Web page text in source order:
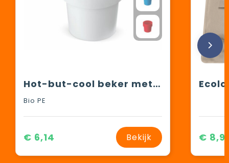
Hot-but-cool beker met aardbeien zaadjes
Bio PE
€ 6,14 Bekijk €